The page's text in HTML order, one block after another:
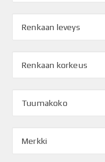
Renkaan leveys
Renkaan korkeus
Tuumakoko
Merkki